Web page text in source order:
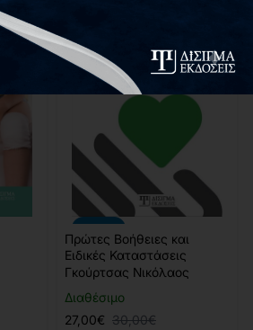
-10%
Διαθέσιμο
Πρώτες Βοήθειες και
Ειδικές Καταστάσεις
Γκούρτσας Νικόλαος
27,00€ 30,00€